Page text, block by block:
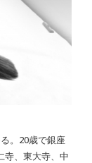
。20歳で銀座
寺、東大寺、中